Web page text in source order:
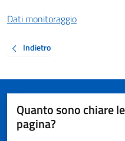
Dati monitoraggio
Indietro
Quanto sono chiare
pagina?